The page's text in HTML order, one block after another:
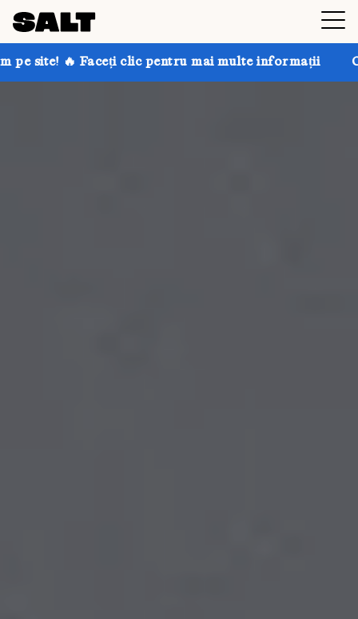
clic pentru mai multe informații Obțineți până la